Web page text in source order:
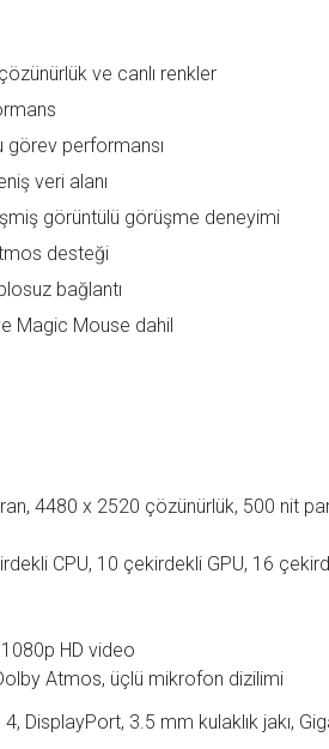
ve canlı renkler
görev performansı
veri alanı
görüntülü görüşme deneyimi
desteği
bağlantı
Magic Mouse dahil
4480 x 2520 çözünürlük, 500 nit
CPU, 10 çekirdekli GPU, 16
HD video
Atmos, üçlü mikrofon dizilimi
DisplayPort, 3.5 mm kulaklık jakı,